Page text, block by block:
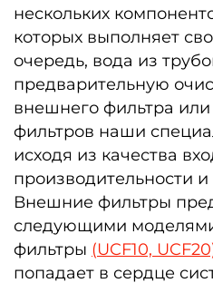
нескольких
которых выполняет
очередь, вода из
предварительную
внешнего фильтра
фильтров наши
исходя из качества
производительности
Внешние фильтры
следующими
фильтры (UCF10,
попадает в сердце